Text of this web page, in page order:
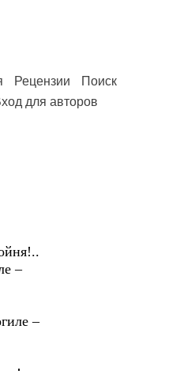
Рецензии
Поиск
для авторов
–
–